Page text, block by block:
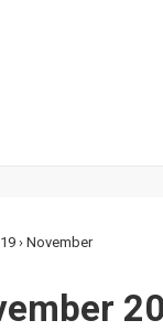
› November